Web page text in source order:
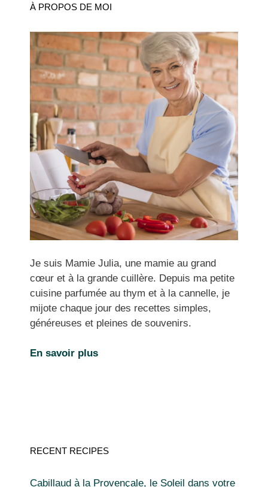
À PROPOS DE MOI
Je suis Mamie Julia, une mamie au grand
cœur et à la grande cuillère. Depuis ma petite
cuisine parfumée au thym et à la cannelle, je
mijote chaque jour des recettes simples,
généreuses et pleines de souvenirs.
En savoir plus
RECENT RECIPES
Cabillaud à la Provençale, le Soleil dans votre